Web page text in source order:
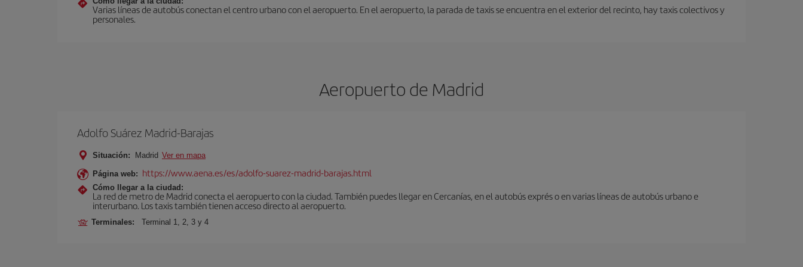
Varias líneas de autobús conectan el centro urbano con el aeropuerto. En el aeropuerto, la parada de taxis se encuentra en el exterior del recinto, hay taxis colectivos y
personales.
Aeropuerto de Madrid
Adolfo Suárez Madrid-Barajas
Situación: Madrid Ver en mapa
Página web: https://www.aena.es/es/adolfo-suarez-madrid-barajas.html
Cómo llegar a la ciudad:
La red de metro de Madrid conecta el aeropuerto con la ciudad. También puedes llegar en Cercanías, en el autobús exprés o en varias líneas de autobús urbano e
interurbano. Los taxis también tienen acceso directo al aeropuerto.
Terminales: Terminal 1, 2, 3 y 4